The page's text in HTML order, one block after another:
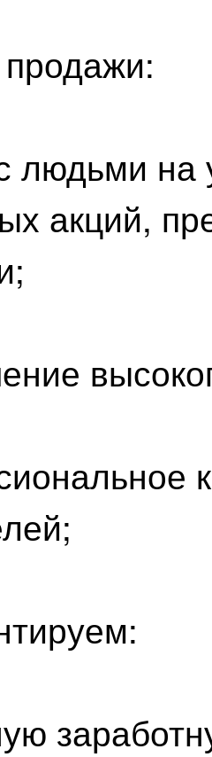
людьми на
акций,